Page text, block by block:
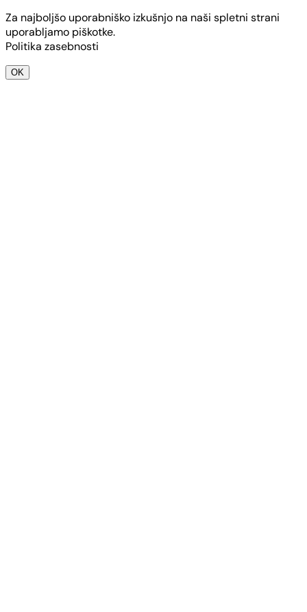
Za najboljšo uporabniško izkušnjo na naši spletni strani
uporabljamo piškotke.
Politika zasebnosti
OK